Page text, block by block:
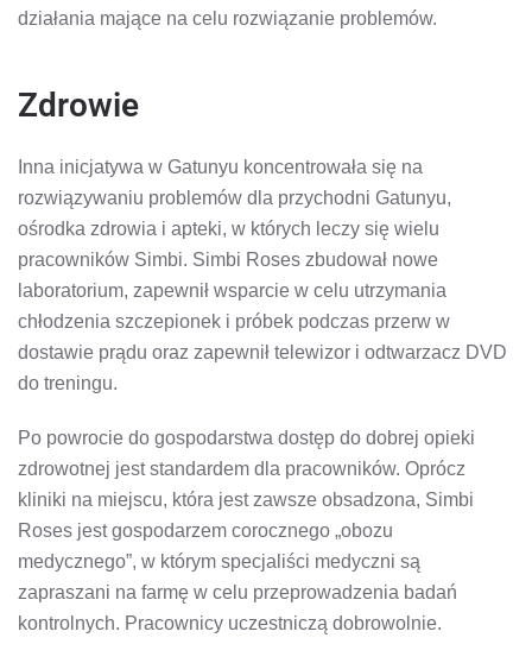
działania mające na celu rozwiązanie problemów.
Zdrowie
Inna inicjatywa w Gatunyu koncentrowała się na
rozwiązywaniu problemów dla przychodni Gatunyu,
ośrodka zdrowia i apteki, w których leczy się wielu
pracowników Simbi. Simbi Roses zbudował nowe
laboratorium, zapewnił wsparcie w celu utrzymania
chłodzenia szczepionek i próbek podczas przerw w
dostawie prądu oraz zapewnił telewizor i odtwarzacz DVD
do treningu.
Po powrocie do gospodarstwa dostęp do dobrej opieki
zdrowotnej jest standardem dla pracowników. Oprócz
kliniki na miejscu, która jest zawsze obsadzona, Simbi
Roses jest gospodarzem corocznego „obozu
medycznego”, w którym specjaliści medyczni są
zapraszani na farmę w celu przeprowadzenia badań
kontrolnych. Pracownicy uczestniczą dobrowolnie.